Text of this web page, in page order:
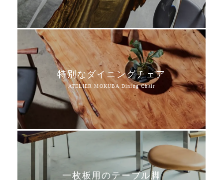
特別なダイニングチェア
一枚板用のテーブル脚